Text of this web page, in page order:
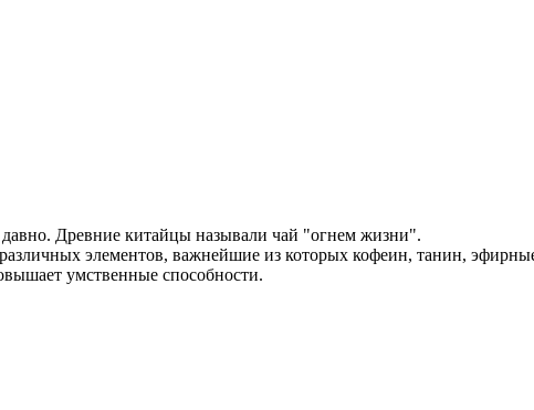
давно. Древние китайцы называли чай "огнем жизни".
элементов, важнейшие из которых кофеин, танин,
умственные способности.